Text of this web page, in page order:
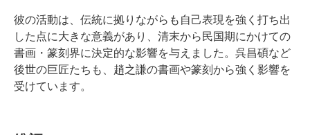
彼の活動は、伝統に拠りながらも自己表現を強く打ち出
した点に大きな意義があり、清末から民国期にかけての
書画・篆刻界に決定的な影響を与えました。呉昌碩など
後世の巨匠たちも、趙之謙の書画や篆刻から強く影響を
受けています。